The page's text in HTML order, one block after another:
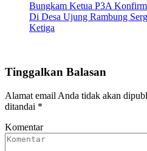
Bungkam Ketua P3A
Di Desa Ujung Rambung
Ketiga
Tinggalkan Balasan
Alamat email Anda tidak akan
ditandai *
Komentar